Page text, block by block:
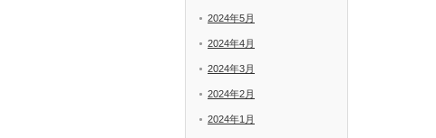
2024年5月
2024年4月
2024年3月
2024年2月
2024年1月